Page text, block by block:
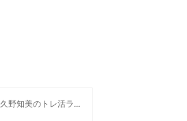
久野知美のトレ活ラジオ1155